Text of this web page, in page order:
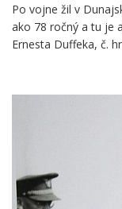
Po vojne žil v
ako 78 ročný a tu je
Ernesta Duffeka, č.